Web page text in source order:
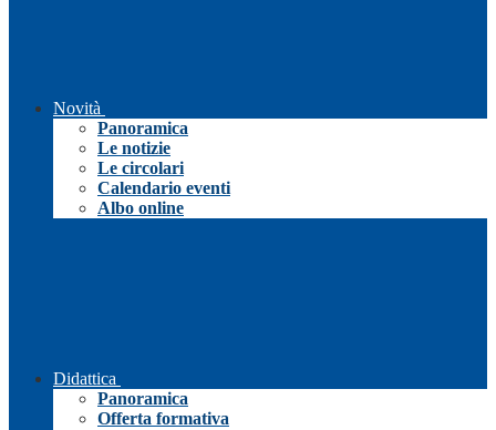
Novità
Panoramica
Le notizie
Le circolari
Calendario eventi
Albo online
Didattica
Panoramica
Offerta formativa